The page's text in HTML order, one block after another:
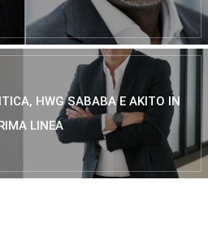
HWG SABABA E AKITO IN
LINEA